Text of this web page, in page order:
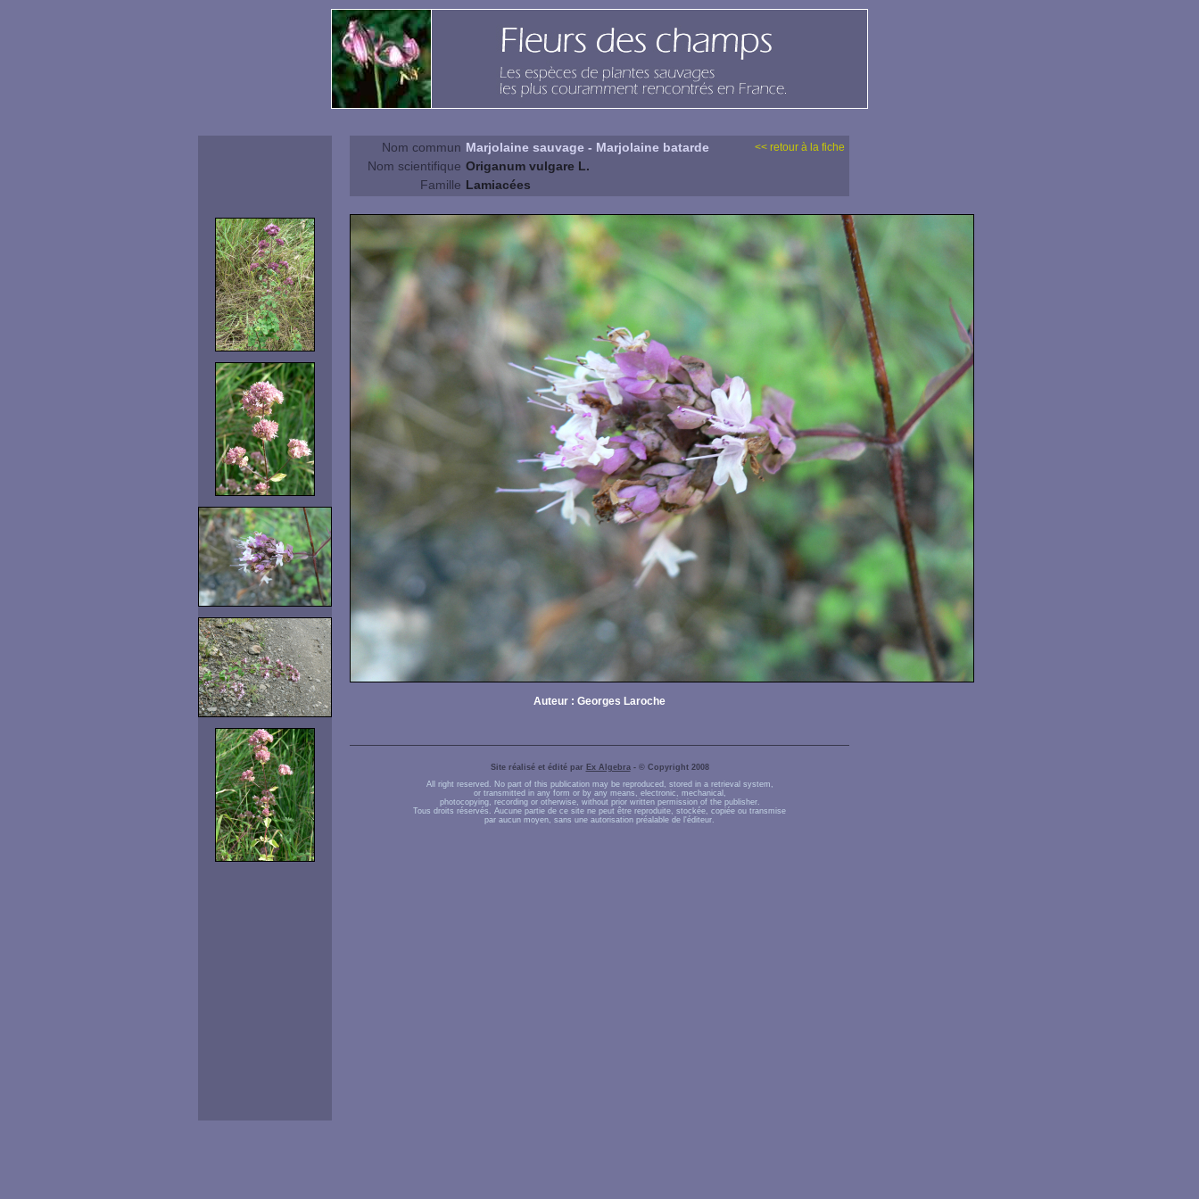
Nom commun Marjolaine sauvage - Marjolaine batarde << retour à la fiche
Nom scientifique Origanum vulgare L.
Famille Lamiacées
Auteur : Georges Laroche
Site réalisé et édité par Ex Algebra- © Copyright 2008
All right reserved. No part of this publication may be reproduced, stored in a retrieval system,
or transmitted in any form or by any means, electronic, mechanical,
photocopying, recording or otherwise, without prior written permission of the publisher.
Tous droits réservés. Aucune partie de ce site ne peut être reproduite, stockée, copiée ou transmise
par aucun moyen, sans une autorisation préalable de l'éditeur.